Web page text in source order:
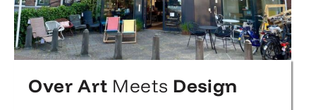
Over Art Meets Design